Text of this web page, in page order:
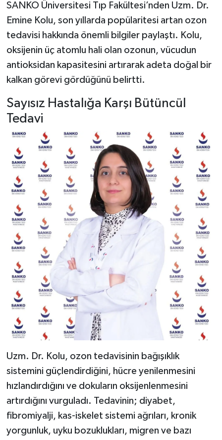
SANKO Üniversitesi Tıp Fakültesi’nden Uzm. Dr.
Emine Kolu, son yıllarda popülaritesi artan ozon
tedavisi hakkında önemli bilgiler paylaştı. Kolu,
oksijenin üç atomlu hali olan ozonun, vücudun
antioksidan kapasitesini artırarak adeta doğal bir
kalkan görevi gördüğünü belirtti.
Sayısız Hastalığa Karşı Bütüncül
Tedavi
Uzm. Dr. Kolu, ozon tedavisinin bağışıklık
sistemini güçlendirdiğini, hücre yenilenmesini
hızlandırdığını ve dokuların oksijenlenmesini
artırdığını vurguladı. Tedavinin; diyabet,
fibromiyalji, kas-iskelet sistemi ağrıları, kronik
yorgunluk, uyku bozuklukları, migren ve bazı
YAŞAM